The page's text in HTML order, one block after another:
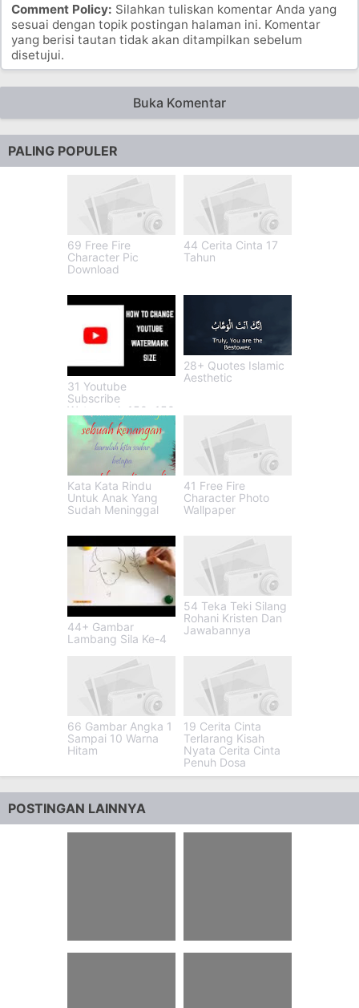
Comment Policy: Silahkan tuliskan komentar Anda yang
sesuai dengan topik postingan halaman ini. Komentar
yang berisi tautan tidak akan ditampilkan sebelum
disetujui.
Buka Komentar
PALING POPULER
69 Free Fire
Character Pic
Download
44 Cerita Cinta 17
Tahun
31 Youtube
Subscribe
Watermark 150x150
28+ Quotes Islamic
Aesthetic
Kata Kata Rindu
Untuk Anak Yang
Sudah Meninggal
41 Free Fire
Character Photo
Wallpaper
44+ Gambar
Lambang Sila Ke-4
54 Teka Teki Silang
Rohani Kristen Dan
Jawabannya
66 Gambar Angka 1
Sampai 10 Warna
Hitam
19 Cerita Cinta
Terlarang Kisah
Nyata Cerita Cinta
Penuh Dosa
POSTINGAN LAINNYA
41 Rindu Anak Yang
35 Burung Pemakan